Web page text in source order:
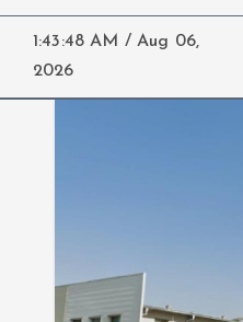
1:43:49 AM / Aug 06,
2026